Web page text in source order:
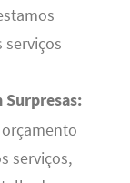
serviços
Surpresas:
serviços,